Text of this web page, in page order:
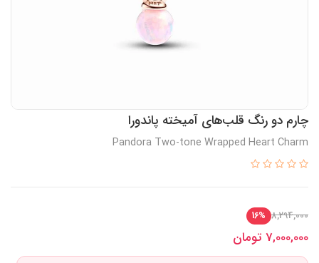
چارم دو رنگ قلب‌های آمیخته پاندورا
Pandora Two-tone Wrapped Heart Charm
8,294,000
16%
7,000,000 تومان